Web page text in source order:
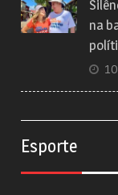
na
Esporte